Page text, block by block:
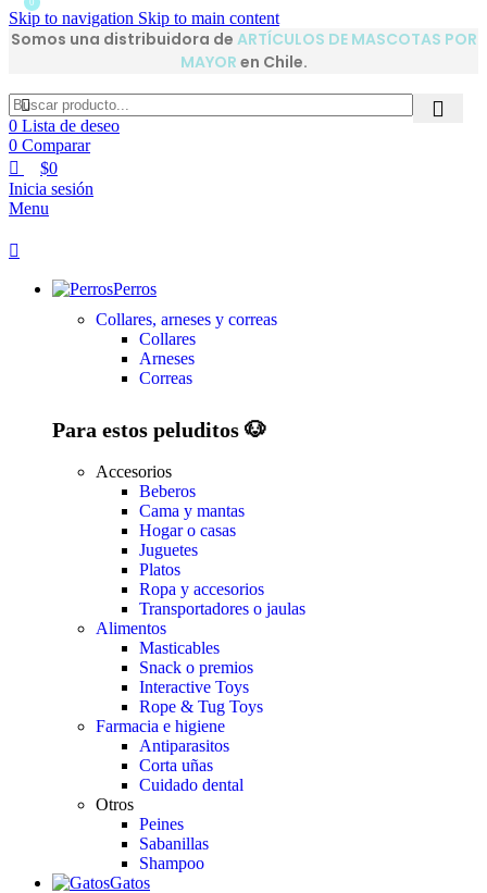
Skip to navigation Skip to main content
Somos una distribuidora de ARTÍCULOS DE MASCOTAS POR
MAYOR en Chile.
0 Lista de deseo
0 Comparar
0
$0
Inicia sesión
Menu
Perros
Collares, arneses y correas
Collares
Arneses
Correas
Para estos peluditos 🐶
Accesorios
Beberos
Cama y mantas
Hogar o casas
Juguetes
Platos
Ropa y accesorios
Transportadores o jaulas
Alimentos
Masticables
Snack o premios
Interactive Toys
Rope & Tug Toys
Farmacia e higiene
Antiparasitos
Corta uñas
Cuidado dental
Otros
Peines
Sabanillas
Shampoo
Gatos